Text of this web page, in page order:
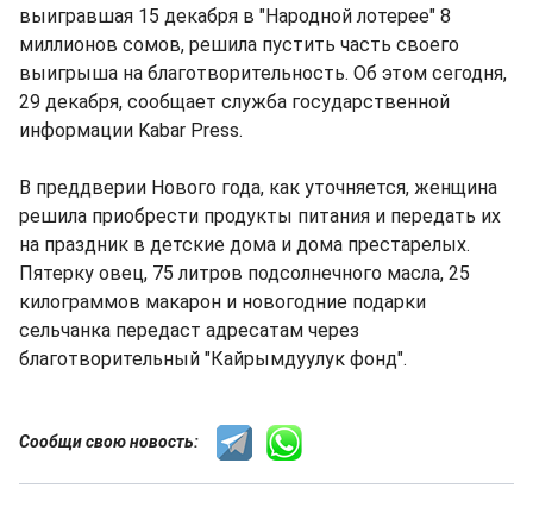
выигравшая 15 декабря в "Народной лотерее" 8
миллионов сомов, решила пустить часть своего
выигрыша на благотворительность. Об этом сегодня,
29 декабря, сообщает служба государственной
информации Kabar Press.
В преддверии Нового года, как уточняется, женщина
решила приобрести продукты питания и передать их
на праздник в детские дома и дома престарелых.
Пятерку овец, 75 литров подсолнечного масла, 25
килограммов макарон и новогодние подарки
сельчанка передаст адресатам через
благотворительный "Кайрымдуулук фонд".
Сообщи свою новость: